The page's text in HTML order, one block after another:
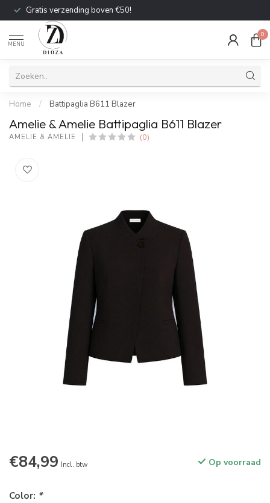
Gratis verzending boven €50!
MENU
0
Home / Battipaglia B611 Blazer
Amelie & Amelie Battipaglia B611 Blazer
AMELIE & AMELIE (0)
€84,99 Incl. btw Op voorraad
Color: *